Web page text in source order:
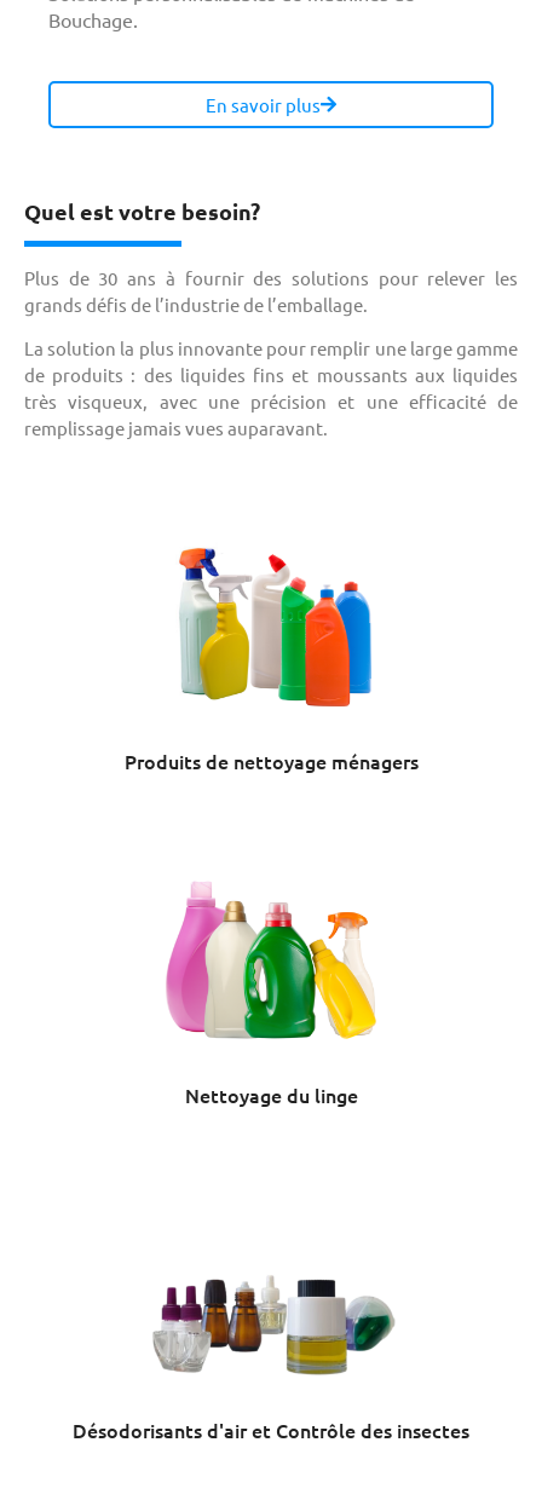
Bouchage.
En savoir plus
Quel est votre besoin?
Plus de 30 ans à fournir des solutions pour relever les
grands défis de l’industrie de l’emballage.
La solution la plus innovante pour remplir une large gamme
de produits : des liquides fins et moussants aux liquides
très visqueux, avec une précision et une efficacité de
remplissage jamais vues auparavant.
Produits de nettoyage ménagers
Nettoyage du linge
Désodorisants d'air et Contrôle des insectes